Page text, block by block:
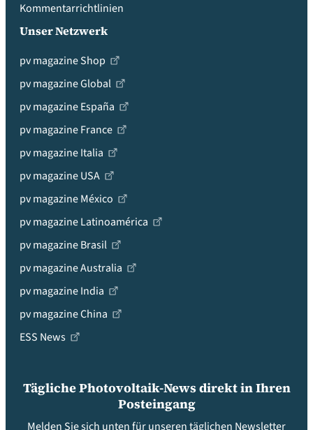
Kommentarrichtlinien
Unser Netzwerk
pv magazine Shop
pv magazine Global
pv magazine España
pv magazine France
pv magazine Italia
pv magazine USA
pv magazine México
pv magazine Latinoamérica
pv magazine Brasil
pv magazine Australia
pv magazine India
pv magazine China
ESS News
Tägliche Photovoltaik-News direkt in Ihren
Posteingang
Melden Sie sich unten für unseren täglichen Newsletter